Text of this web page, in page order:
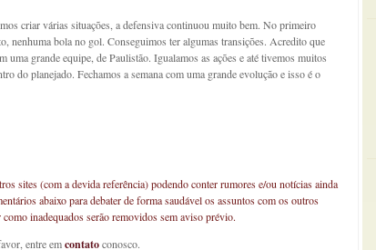
criar várias situações, a defensiva continuou muito bem. No primeiro
nenhuma bola no gol. Conseguimos ter algumas transições. Acredito que
uma grande equipe, de Paulistão. Igualamos as ações e até tivemos muitos
do planejado. Fechamos a semana com uma grande evolução e isso é o
sites (com a devida referência) podendo conter rumores e/ou notícias ainda
abaixo para debater de forma saudável os assuntos com os outros
inadequados serão removidos sem aviso prévio.
entre emcontatoconosco.